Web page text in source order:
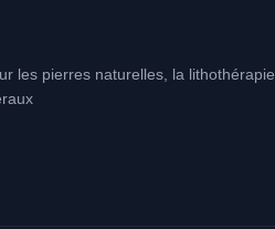
les pierres naturelles, la lithothérapie